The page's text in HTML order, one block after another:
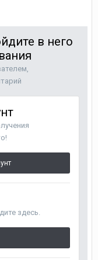
в него
здесь.